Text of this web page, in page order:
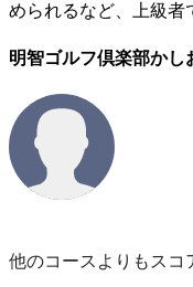
められるなど、上級者
明智ゴルフ倶楽部かし
他のコースよりもスコ